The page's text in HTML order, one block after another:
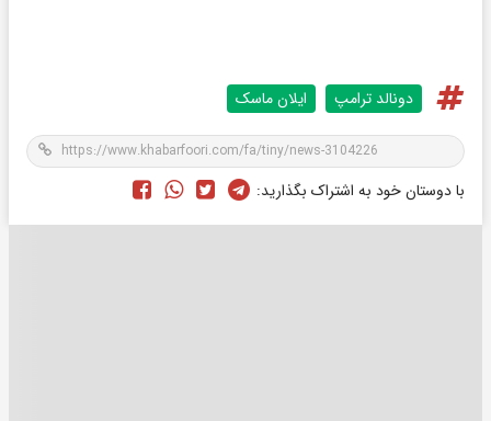
دونالد ترامپ ایلان ماسک
با دوستان خود به اشتراک بگذارید: